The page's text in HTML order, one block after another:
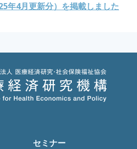
年4月更新分）を掲載しました
セミナー